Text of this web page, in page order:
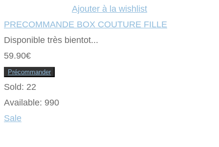
options
être
page
du
produit
Ajouter à la wishlist
PRECOMMANDE BOX COUTURE FILLE
Disponible très bientot...
59.90€
Précommander
Sold: 22
Available: 990
Sale